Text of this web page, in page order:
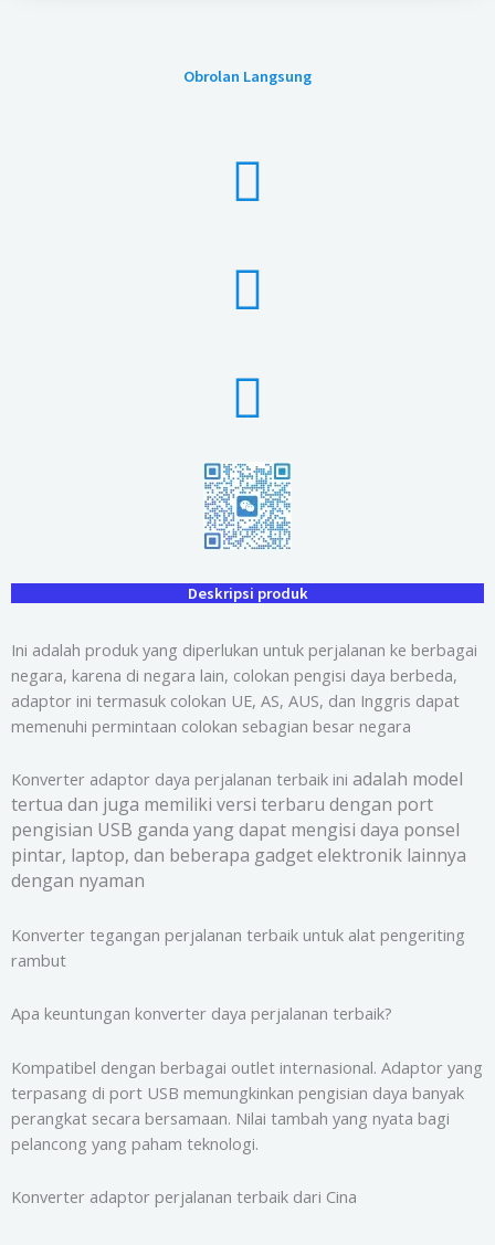
Obrolan Langsung
Deskripsi produk
Ini adalah produk yang diperlukan untuk perjalanan ke berbagai
negara, karena di negara lain, colokan pengisi daya berbeda,
adaptor ini termasuk colokan UE, AS, AUS, dan Inggris dapat
memenuhi permintaan colokan sebagian besar negara
Konverter adaptor daya perjalanan terbaik ini adalah model
tertua dan juga memiliki versi terbaru dengan port
pengisian USB ganda yang dapat mengisi daya ponsel
pintar, laptop, dan beberapa gadget elektronik lainnya
dengan nyaman
Konverter tegangan perjalanan terbaik untuk alat pengeriting
rambut
Apa keuntungan konverter daya perjalanan terbaik?
Kompatibel dengan berbagai outlet internasional. Adaptor yang
terpasang di port USB memungkinkan pengisian daya banyak
perangkat secara bersamaan. Nilai tambah yang nyata bagi
pelancong yang paham teknologi.
Konverter adaptor perjalanan terbaik dari Cina